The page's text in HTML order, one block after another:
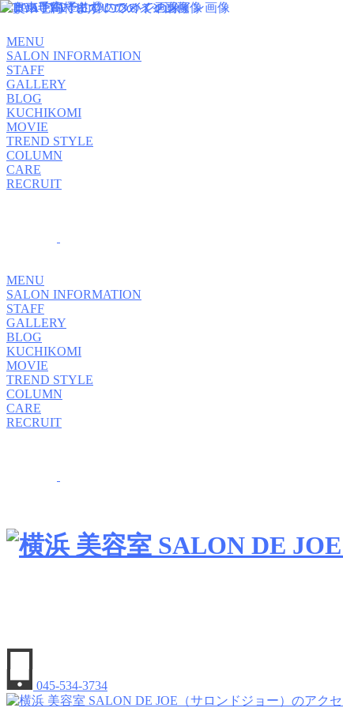
MENU
SALON INFORMATION
STAFF
GALLERY
BLOG
KUCHIKOMI
MOVIE
TREND STYLE
COLUMN
CARE
RECRUIT
MENU
SALON INFORMATION
STAFF
GALLERY
BLOG
KUCHIKOMI
MOVIE
TREND STYLE
COLUMN
CARE
RECRUIT
045-534-3734